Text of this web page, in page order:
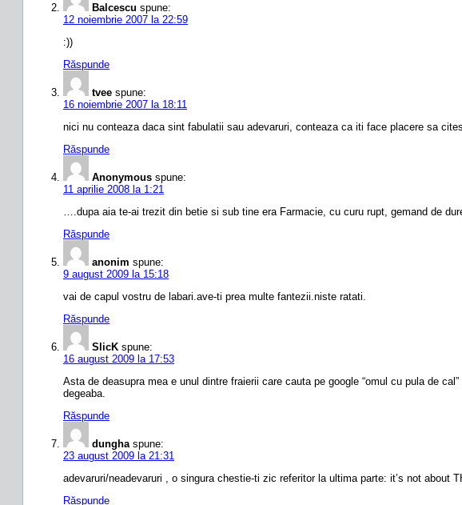
Balcescu spune:
12 noiembrie 2007 la 22:59
:))
Răspunde
tvee spune:
16 noiembrie 2007 la 18:11
nici nu conteaza daca sint fabulatii sau adevaruri, conteaza ca iti face placere sa
Răspunde
Anonymous spune:
11 aprilie 2008 la 1:21
….dupa aia te-ai trezit din betie si sub tine era Farmacie, cu curu rupt, gemand de
Răspunde
anonim spune:
9 august 2009 la 15:18
vai de capul vostru de labari.ave-ti prea multe fantezii.niste ratati.
Răspunde
SlicK spune:
16 august 2009 la 17:53
Asta de deasupra mea e unul dintre fraierii care cauta pe google “omul cu pula de
degeaba.
Răspunde
dungha spune:
23 august 2009 la 21:31
adevaruri/neadevaruri , o singura chestie-ti zic referitor la ultima parte: it’s not about
Răspunde